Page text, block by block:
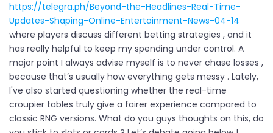
https://telegra.ph/Beyond-the-Headlines-Real-Time-
Updates-Shaping-Online-Entertainment-News-04-14
where players discuss different betting strategies , and it
has really helpful to keep my spending under control. A
major point I always advise myself is to never chase losses ,
because that’s usually how everything gets messy . Lately,
I've also started questioning whether the real-time
croupier tables truly give a fairer experience compared to
classic RNG versions. What do you guys thoughts on this, do